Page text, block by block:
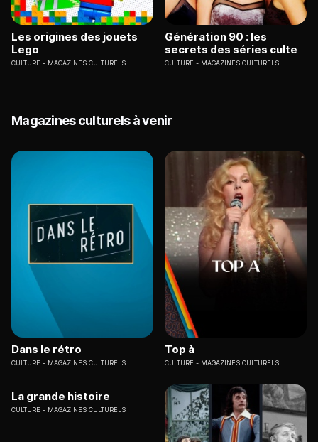
Les origines des jouets
Lego
CULTURE MAGAZINES CULTURELS
Génération 90 : les
secrets des séries culte
CULTURE MAGAZINES CULTURELS
Magazines culturels à venir
Dans le rétro
CULTURE MAGAZINES CULTURELS
Top à
CULTURE MAGAZINES CULTURELS
La grande histoire
CULTURE MAGAZINES CULTURELS